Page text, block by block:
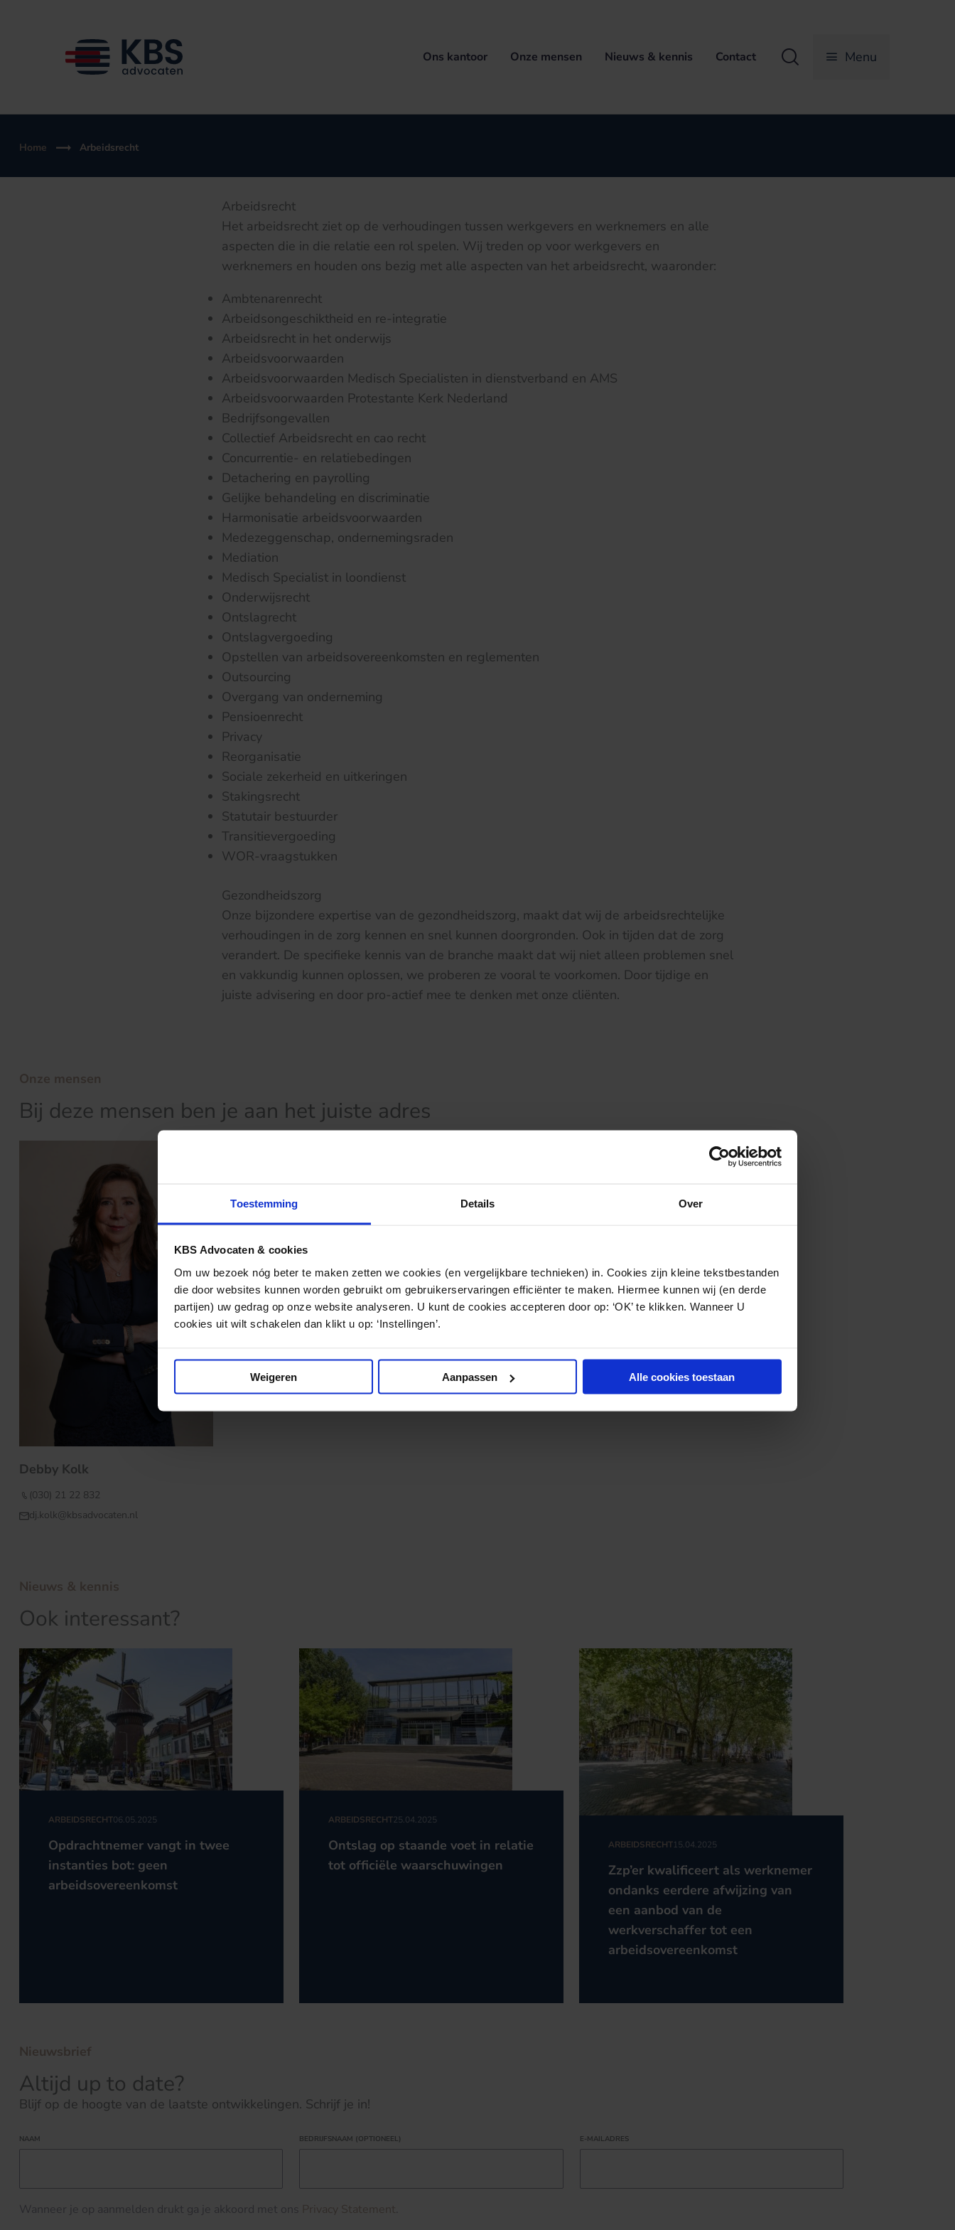
Toestemming Details Over
KBS Advocaten & cookies
Om uw bezoek nóg beter te maken zetten we cookies (en vergelijkbare technieken) in. Cookies zijn kleine tekstbestanden
die door websites kunnen worden gebruikt om gebruikerservaringen efficiënter te maken. Hiermee kunnen wij (en derde
partijen) uw gedrag op onze website analyseren. U kunt de cookies accepteren door op: ‘OK’ te klikken. Wanneer U
cookies uit wilt schakelen dan klikt u op: ‘Instellingen’.
Weigeren Aanpassen Alle cookies toestaan
Ons kantoor Onze mensen Nieuws & kennis Contact Zoeken Menu
Home Arbeidsrecht
Arbeidsrecht
Het arbeidsrecht ziet op de verhoudingen tussen werkgevers en werknemers en alle
aspecten die in die relatie een rol spelen. Wij treden op voor werkgevers en
werknemers en houden ons bezig met alle aspecten van het arbeidsrecht, waaronder:
Ambtenarenrecht
Arbeidsongeschiktheid en re-integratie
Arbeidsrecht in het onderwijs
Arbeidsvoorwaarden
Arbeidsvoorwaarden Medisch Specialisten in dienstverband en AMS
Arbeidsvoorwaarden Protestante Kerk Nederland
Bedrijfsongevallen
Collectief Arbeidsrecht en cao recht
Concurrentie- en relatiebedingen
Detachering en payrolling
Gelijke behandeling en discriminatie
Harmonisatie arbeidsvoorwaarden
Medezeggenschap, ondernemingsraden
Mediation
Medisch Specialist in loondienst
Onderwijsrecht
Ontslagrecht
Ontslagvergoeding
Opstellen van arbeidsovereenkomsten en reglementen
Outsourcing
Overgang van onderneming
Pensioenrecht
Privacy
Reorganisatie
Sociale zekerheid en uitkeringen
Stakingsrecht
Statutair bestuurder
Transitievergoeding
WOR-vraagstukken
Gezondheidszorg
Onze bijzondere expertise van de gezondheidszorg, maakt dat wij de arbeidsrechtelijke
verhoudingen in de zorg kennen en snel kunnen doorgronden. Ook in tijden dat de zorg
verandert. De specifieke kennis van de branche maakt dat wij niet alleen problemen snel
en vakkundig kunnen oplossen, we proberen ze vooral te voorkomen. Door tijdige en
juiste advisering en door pro-actief mee te denken met onze cliënten.
Onze mensen
Bij deze mensen ben je aan het juiste adres
Debby Kolk
(030) 21 22 832
dj.kolk@kbsadvocaten.nl
Nieuws & kennis
Ook interessant?
ARBEIDSRECHT06.05.2025
Opdrachtnemer vangt in twee
instanties bot: geen
arbeidsovereenkomst
ARBEIDSRECHT25.04.2025
Ontslag op staande voet in relatie
tot officiële waarschuwingen
ARBEIDSRECHT15.04.2025
Zzp’er kwalificeert als werknemer
ondanks eerdere afwijzing van
een aanbod van de
werkverschaffer tot een
arbeidsovereenkomst
Nieuwsbrief
Altijd up to date?
Blijf op de hoogte van de laatste ontwikkelingen. Schrijf je in!
NAAM BEDRIJFSNAAM (OPTIONEEL) E-MAILADRES
Wanneer je op aanmelden drukt ga je akkoord met ons Privacy Statement.